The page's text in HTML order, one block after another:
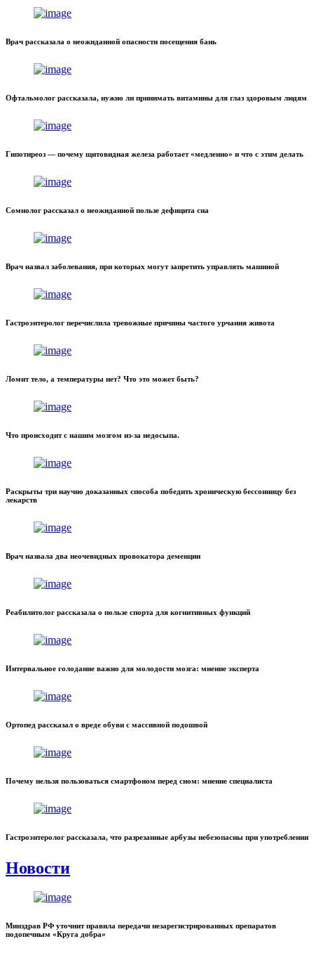
Врач рассказала о неожиданной опасности посещения бань
Офтальмолог рассказала, нужно ли принимать витамины для глаз здоровым людям
Гипотиреоз — почему щитовидная железа работает «медленно» и что с этим делать
Сомнолог рассказал о неожиданной пользе дефицита сна
Врач назвал заболевания, при которых могут запретить управлять машиной
Гастроэнтеролог перечислила тревожные причины частого урчания живота
Ломит тело, а температуры нет? Что это может быть?
Что происходит с нашим мозгом из-за недосыпа.
Раскрыты три научно доказанных способа победить хроническую бессонницу без
лекарств
Врач назвала два неочевидных провокатора деменции
Реабилитолог рассказала о пользе спорта для когнитивных функций
Интервальное голодание важно для молодости мозга: мнение эксперта
Ортопед рассказал о вреде обуви с массивной подошвой
Почему нельзя пользоваться смартфоном перед сном: мнение специалиста
Гастроэнтеролог рассказала, что разрезанные арбузы небезопасны при употреблении
Новости
Минздрав РФ уточнит правила передачи незарегистрированных препаратов
подопечным «Круга добра»